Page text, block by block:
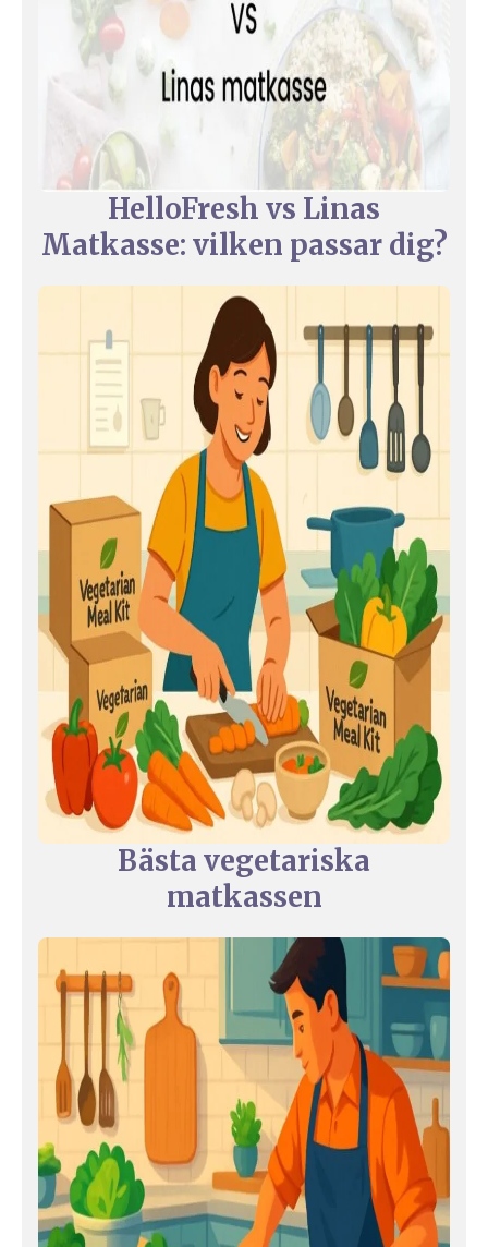
HelloFresh vs Linas
Matkasse: vilken passar dig?
Bästa vegetariska
matkassen